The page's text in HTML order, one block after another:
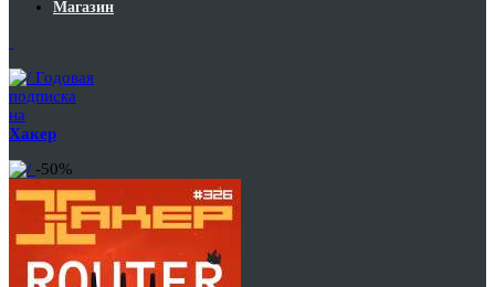
Магазин
Годовая
подписка
на
Хакер
-50%